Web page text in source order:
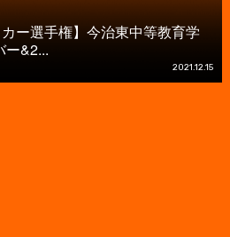
ー選手権】今治東中等教育学
ー&2...
2021.12.15